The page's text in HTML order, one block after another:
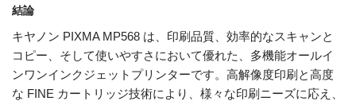
結論
キヤノン PIXMA MP568 は、印刷品質、効率的なスキャンと
コピー、そして使いやすさにおいて優れた、多機能オールイ
ンワンインクジェットプリンターです。高解像度印刷と高度
な FINE カートリッジ技術により、様々な印刷ニーズに応え、